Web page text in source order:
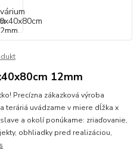
12mm
Precízna zákazková výroba
teráriá uvádzame v miere dĺžka x
a okolí ponúkame: zriaďovanie,
obhliadky pred realizáciou,